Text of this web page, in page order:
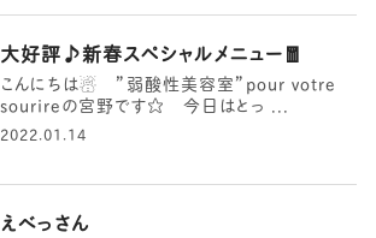
大好評♪新春スペシャルメニュー🧧
こんにちは☃️ ”弱酸性美容室”pour votre
sourireの宮野です☆ 今日はとっ ...
2022.01.14
えべっさん